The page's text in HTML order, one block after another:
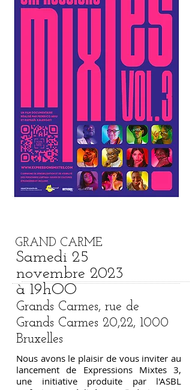
GRAND CARME
Samedi 25
novembre 2023
à 19hOO
Grands Carmes, rue de
Grands Carmes 20,22, 1000
Bruxelles
Nous avons le plaisir de vous inviter au
lancement de Expressions Mixtes 3,
une initiative produite par l'ASBL